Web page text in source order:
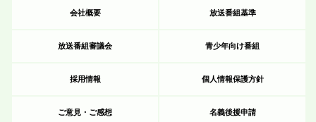
会社概要 放送番組基準
放送番組審議会 青少年向け番組
採用情報 個人情報保護方針
ご意見・ご感想 名義後援申請